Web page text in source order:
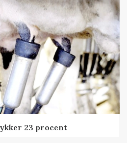
23 procent